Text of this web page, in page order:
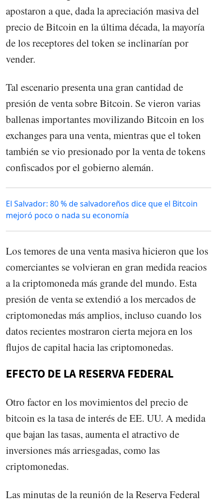
apostaron a que, dada la apreciación masiva del
precio de Bitcoin en la última década, la mayoría
de los receptores del token se inclinarían por
vender.
Tal escenario presenta una gran cantidad de
presión de venta sobre Bitcoin. Se vieron varias
ballenas importantes movilizando Bitcoin en los
exchanges para una venta, mientras que el token
también se vio presionado por la venta de tokens
confiscados por el gobierno alemán.
El Salvador: 80 % de salvadoreños dice que el Bitcoin
mejoró poco o nada su economía
Los temores de una venta masiva hicieron que los
comerciantes se volvieran en gran medida reacios
a la criptomoneda más grande del mundo. Esta
presión de venta se extendió a los mercados de
criptomonedas más amplios, incluso cuando los
datos recientes mostraron cierta mejora en los
flujos de capital hacia las criptomonedas.
EFECTO DE LA RESERVA FEDERAL
Otro factor en los movimientos del precio de
bitcoin es la tasa de interés de EE. UU. A medida
que bajan las tasas, aumenta el atractivo de
inversiones más arriesgadas, como las
criptomonedas.
Las minutas de la reunión de la Reserva Federal